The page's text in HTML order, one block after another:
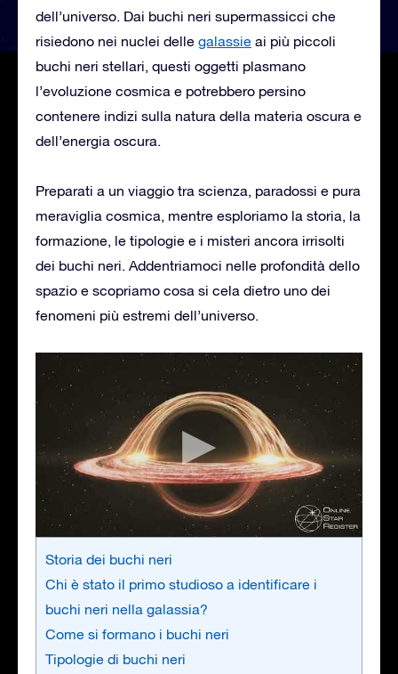
dell’universo. Dai buchi neri supermassicci che
risiedono nei nuclei delle galassie ai più piccoli
buchi neri stellari, questi oggetti plasmano
l’evoluzione cosmica e potrebbero persino
contenere indizi sulla natura della materia oscura e
dell’energia oscura.
Preparati a un viaggio tra scienza, paradossi e pura
meraviglia cosmica, mentre esploriamo la storia, la
formazione, le tipologie e i misteri ancora irrisolti
dei buchi neri. Addentriamoci nelle profondità dello
spazio e scopriamo cosa si cela dietro uno dei
fenomeni più estremi dell’universo.
Storia dei buchi neri
Chi è stato il primo studioso a identificare i
buchi neri nella galassia?
Come si formano i buchi neri
Tipologie di buchi neri